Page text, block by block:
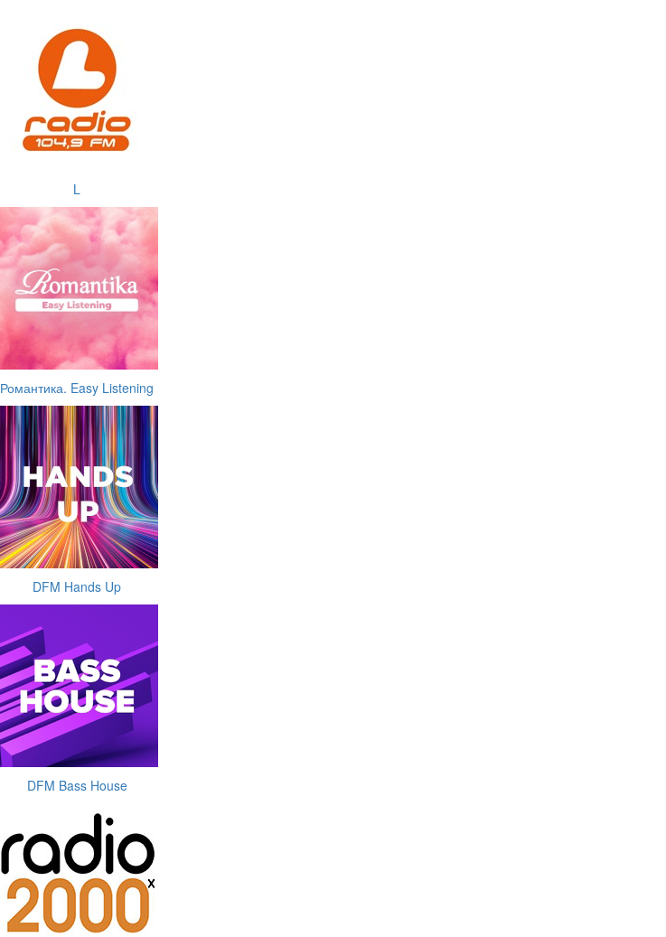
L
Романтика. Easy Listening
DFM Hands Up
DFM Bass House